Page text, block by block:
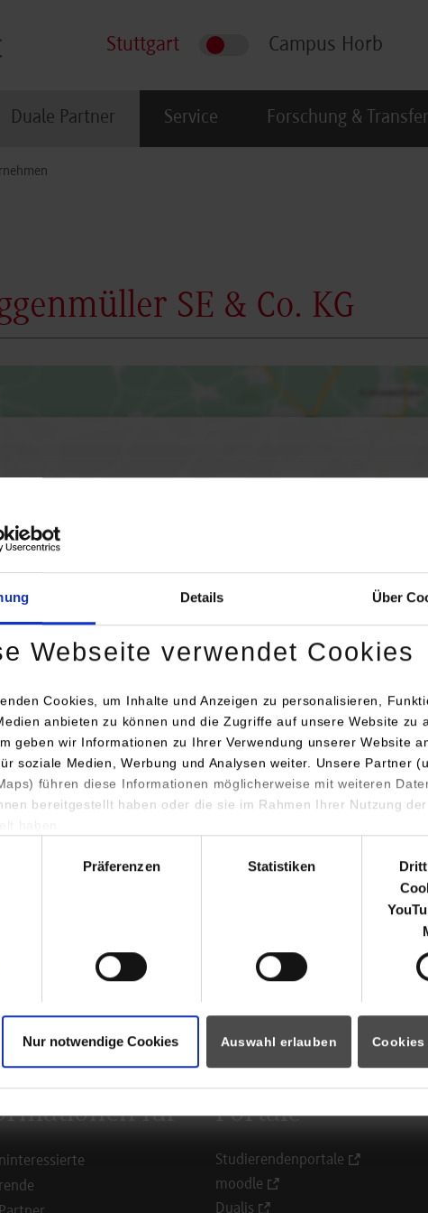
Details Über
Webseite verwendet Cookies
Cookies, um Inhalte und Anzeigen zu personalisieren,
anbieten zu können und die Zugriffe auf unsere Website zu
geben wir Informationen zu Ihrer Verwendung unserer Website
soziale Medien, Werbung und Analysen weiter. Unsere Partner
führen diese Informationen möglicherweise mit weiteren
bereitgestellt haben oder die sie im Rahmen Ihrer Nutzung
Präferenzen Statistiken
Nur notwendige Cookies Auswahl erlauben Cookies
Stuttgart Campus Horb
Duale Partner Service Forschung & Transfer
SE & Co. KG
/ Ansprechperson Bemerkungen
Sepp Haggenmüller SE & Co. KG
multivac.com/de/de
für Portale
Studierendenportale
moodle
Dualis